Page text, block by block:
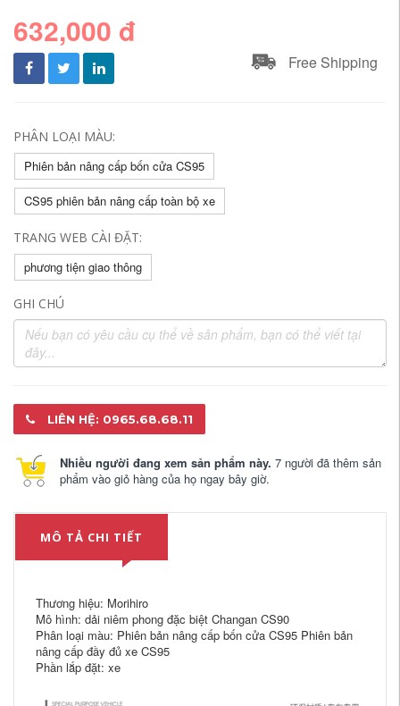
632,000 đ
Free Shipping
PHÂN LOẠI MÀU:
Phiên bản nâng cấp bốn cửa CS95
CS95 phiên bản nâng cấp toàn bộ xe
TRANG WEB CÀI ĐẶT:
phương tiện giao thông
GHI CHÚ
LIÊN HỆ: 0965.68.68.11
Nhiều người đang xem sản phẩm này. 7 người đã thêm sản
phẩm vào giỏ hàng của họ ngay bây giờ.
MÔ TẢ CHI TIẾT
Thương hiệu: Morihiro
Mô hình: dải niêm phong đặc biệt Changan CS90
Phân loại màu: Phiên bản nâng cấp bốn cửa CS95 Phiên bản
nâng cấp đầy đủ xe CS95
Phần lắp đặt: xe